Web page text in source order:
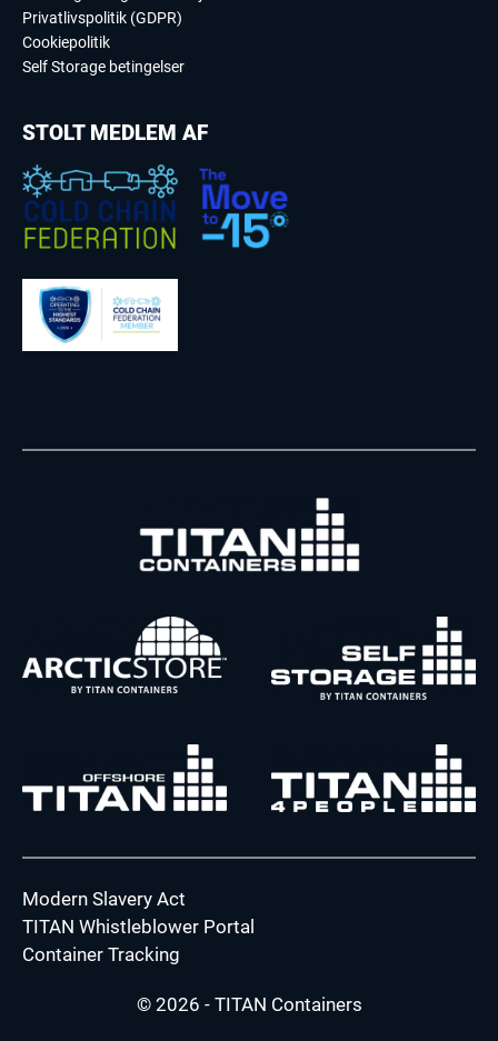
Privatlivspolitik (GDPR)
Cookiepolitik
Self Storage betingelser
STOLT MEDLEM AF
Modern Slavery Act
TITAN Whistleblower Portal
Container Tracking
© 2026 - TITAN Containers